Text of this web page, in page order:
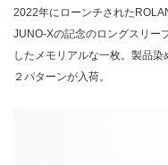
2022年にローンチされた
JUNO-Xの記念のロングスリー
したメモリアルな一枚。製品
２パターンが入荷。